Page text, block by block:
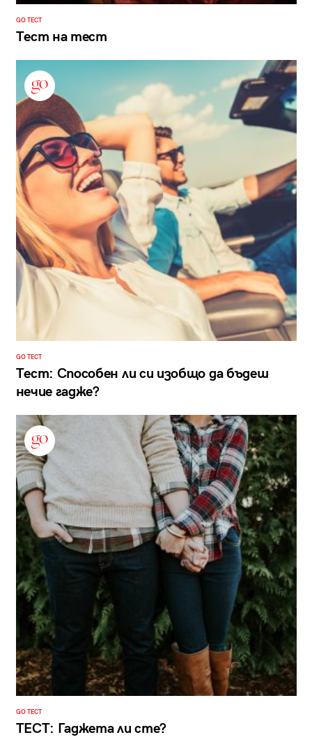
GO ТЕСТ
Тест на тест
GO ТЕСТ
Тест: Способен ли си изобщо да бъдеш
нечие гадже?
GO ТЕСТ
ТЕСТ: Гаджета ли сте?